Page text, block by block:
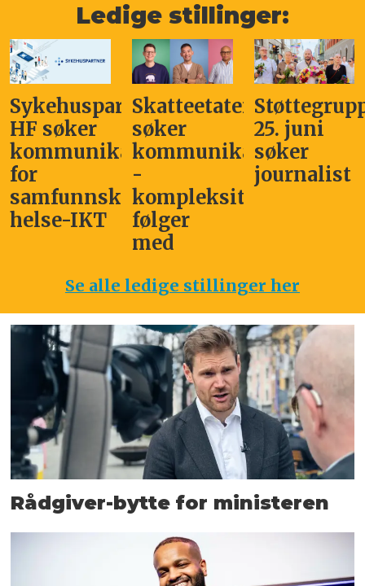
Ledige stillinger:
Sykehuspartner
HF søker
kommunikasjonssjef
for
samfunnskritisk
helse-IKT
Skatteetaten
søker
kommunikasjonsleder
-
kompleksitet
følger
med
25. juni
søker
journalist
Se alle ledige stillinger her
Rådgiver-bytte for ministeren